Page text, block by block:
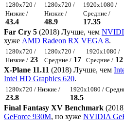
1280x720 /
Низкие /
43.4
1280x720 /
Низкие /
48.9
1920x1080 /
Средние /
17.35
Far Cry 5 (2018) Лучше, чем
хуже AMD Radeon RX VEGA 8.
1280x720 /
Низкие / 23
1280x720 /
Средние / 17
1920x1080 /
Средние / 12
X-Plane 11.11 (2018) Лучше, чем
Intel HD Graphics 620.
1280x720 / Низкие /
23.8
1920x1080 /
18.5
Final Fantasy XV Benchmark
GeForce 930M, но хуже NVIDIA